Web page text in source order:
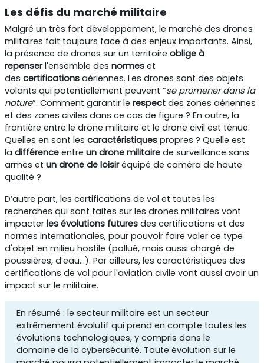
Les défis du marché militaire
Malgré un très fort développement, le marché des drones
militaires fait toujours face à des enjeux importants. Ainsi,
la présence de drones sur un territoire oblige à
repenserl'ensemble des normes et
des certifications aériennes. Les drones sont des objets
volants qui potentiellement peuvent “se promener dans la
nature”. Comment garantir le respect des zones aériennes
et des zones civiles dans ce cas de figure ? En outre, la
frontière entre le drone militaire et le drone civil est ténue.
Quelles en sont les caractéristiques propres ? Quelle est
la différence entre un drone militaire de surveillance sans
armes et un drone de loisiréquipé de caméra de haute
qualité ?
D’autre part, les certifications de vol et toutes les
recherches qui sont faites sur les drones militaires vont
impacter les évolutions futures des certifications et des
normes internationales, pour pouvoir faire voler ce type
d'objet en milieu hostile (pollué, mais aussi chargé de
poussières, d’eau…). Par ailleurs, les caractéristiques des
certifications de vol pour l'aviation civile vont aussi avoir un
impact sur le militaire.
En résumé : le secteur militaire est un secteur
extrêmement évolutif qui prend en compte toutes les
évolutions technologiques, y compris dans le
domaine de la cybersécurité. Toute évolution sur le